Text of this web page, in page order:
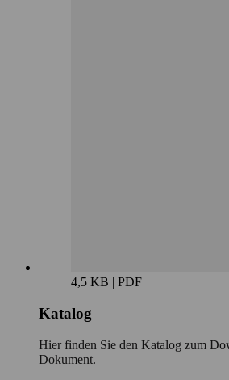
4,5 KB | PDF
Katalog
Hier finden Sie den Katalog zum
Dokument.